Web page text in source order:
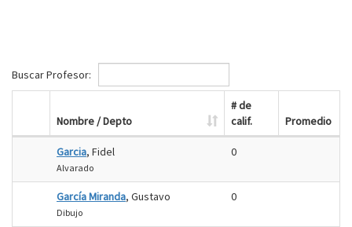
Buscar Profesor:
Nombre / Depto
# de
calif.
Promedio
Garcia, Fidel
Alvarado
0
García Miranda, Gustavo
Dibujo
0